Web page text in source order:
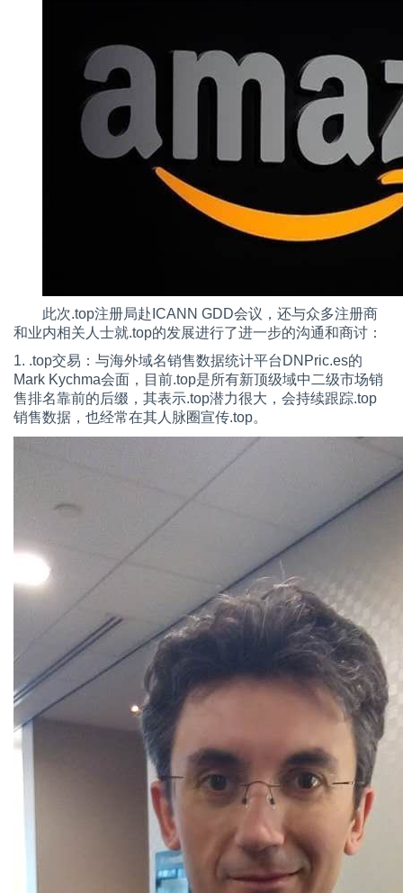
此次.top注册局赴ICANN GDD会议，还与众多注册商
和业内相关人士就.top的发展进行了进一步的沟通和商讨：
1. .top交易：与海外域名销售数据统计平台DNPric.es的
Mark Kychma会面，目前.top是所有新顶级域中二级市场销
售排名靠前的后缀，其表示.top潜力很大，会持续跟踪.top
销售数据，也经常在其人脉圈宣传.top。